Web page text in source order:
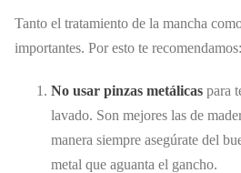
Tanto el tratamiento de la mancha
importantes. Por esto te recomendamos:
No usar pinzas metálicas para
lavado. Son mejores las de
manera siempre asegúrate del
metal que aguanta el gancho.